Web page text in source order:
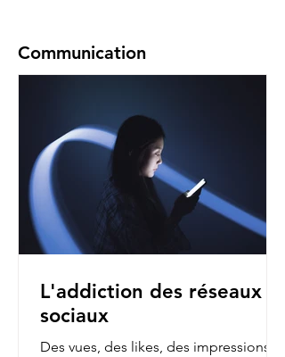
Communication
L'addiction des réseaux
sociaux
Des vues, des likes, des impressions…